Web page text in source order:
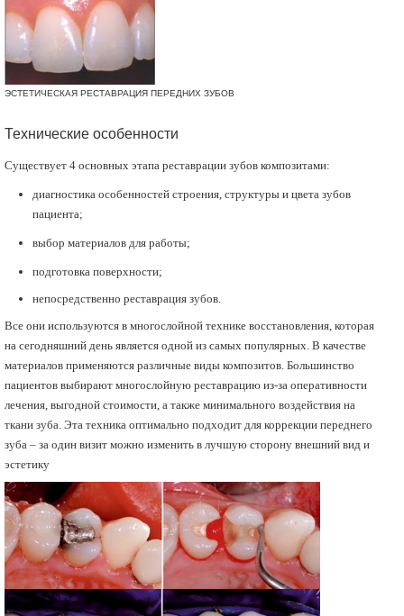
ЭСТЕТИЧЕСКАЯ РЕСТАВРАЦИЯ ПЕРЕДНИХ ЗУБОВ
Технические особенности
Существует 4 основных этапа реставрации зубов композитами:
диагностика особенностей строения, структуры и цвета зубов
пациента;
выбор материалов для работы;
подготовка поверхности;
непосредственно реставрация зубов.
Все они используются в многослойной технике восстановления, которая
на сегодняшний день является одной из самых популярных. В качестве
материалов применяются различные виды композитов. Большинство
пациентов выбирают многослойную реставрацию из-за оперативности
лечения, выгодной стоимости, а также минимального воздействия на
ткани зуба. Эта техника оптимально подходит для коррекции переднего
зуба – за один визит можно изменить в лучшую сторону внешний вид и
эстетику